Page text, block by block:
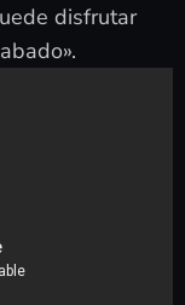
disfrutar